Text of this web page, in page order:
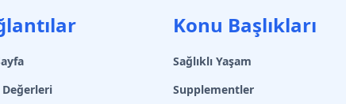
Değerleri
Konu Başlıkları
Sağlıklı Yaşam
Supplementler